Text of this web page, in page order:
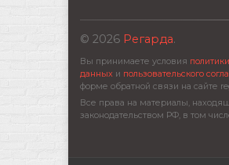
© 2026 Регарда.
Вы принимаете условия
данных и пользовательского
форме обратной связи на сайте
Все права на материалы,
законодательством РФ, в том